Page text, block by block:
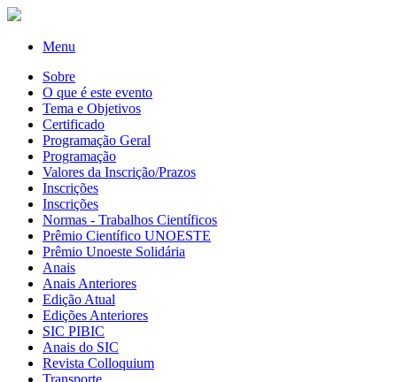
Menu
Sobre
O que é este evento
Tema e Objetivos
Certificado
Programação Geral
Programação
Valores da Inscrição/Prazos
Inscrições
Inscrições
Normas - Trabalhos Científicos
Prêmio Científico UNOESTE
Prêmio Unoeste Solidária
Anais
Anais Anteriores
Edição Atual
Edições Anteriores
SIC PIBIC
Anais do SIC
Revista Colloquium
Transporte